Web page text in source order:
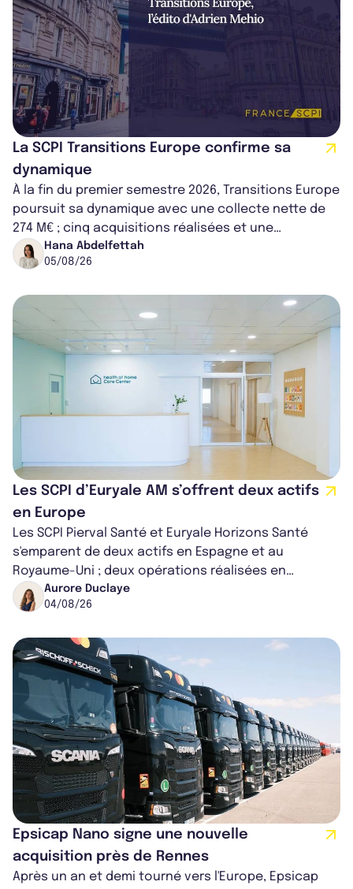
La SCPI Transitions Europe confirme sa
dynamique
À la fin du premier semestre 2026, Transitions Europe
poursuit sa dynamique avec une collecte nette de
274 M€ ; cinq acquisitions réalisées et une
capitalisation portée à 1,38 Md€....
Hana Abdelfettah
05/08/26
Les SCPI d’Euryale AM s’offrent deux actifs
en Europe
Les SCPI Pierval Santé et Euryale Horizons Santé
s'emparent de deux actifs en Espagne et au
Royaume-Uni ; deux opérations réalisées en
partenariat. Ces co-acquisitions permettent a...
Aurore Duclaye
04/08/26
Epsicap Nano signe une nouvelle
acquisition près de Rennes
Après un an et demi tourné vers l'Europe, Epsicap